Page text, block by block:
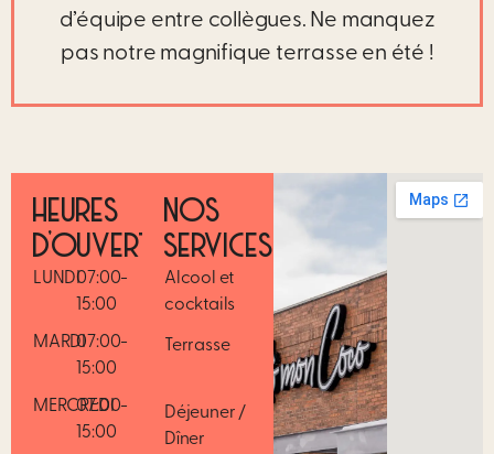
d’équipe entre collègues. Ne manquez
pas notre magnifique terrasse en été !
HEURES
D’OUVERTURE
LUNDI07:00-
15:00
MARDI07:00-
15:00
MERCREDI
07:00-
15:00
NOS
SERVICES
Alcool et
cocktails
Terrasse
Déjeuner /
Dîner